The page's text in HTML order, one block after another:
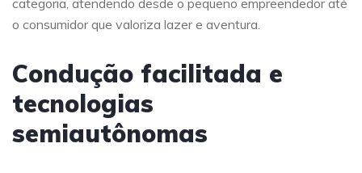
categoria, atendendo desde o pequeno empreendedor até
o consumidor que valoriza lazer e aventura.
Condução facilitada e
tecnologias
semiautônomas